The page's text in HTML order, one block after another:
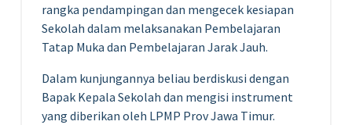
rangka pendampingan dan mengecek kesiapan
Sekolah dalam melaksanakan Pembelajaran
Tatap Muka dan Pembelajaran Jarak Jauh.
Dalam kunjungannya beliau berdiskusi dengan
Bapak Kepala Sekolah dan mengisi instrument
yang diberikan oleh LPMP Prov Jawa Timur.